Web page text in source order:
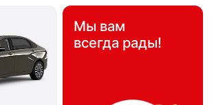
Мы вам
всегда рады!